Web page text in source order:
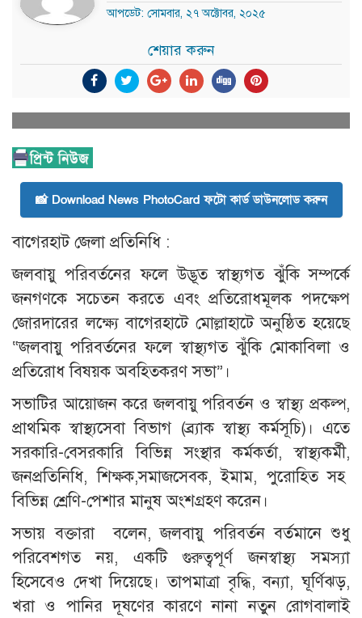
আপডেট: সোমবার, ২৭ অক্টোবর, ২০২৫
শেয়ার করুন
📸 Download News PhotoCard ফটো কার্ড ডাউনলোড করুন
বাগেরহাট জেলা প্রতিনিধি :
জলবায়ু পরিবর্তনের ফলে উদ্ভূত স্বাস্থ্যগত ঝুঁকি সম্পর্কে
জনগণকে সচেতন করতে এবং প্রতিরোধমূলক পদক্ষেপ
জোরদারের লক্ষ্যে বাগেরহাটে মোল্লাহাটে অনুষ্ঠিত হয়েছে
“জলবায়ু পরিবর্তনের ফলে স্বাস্থ্যগত ঝুঁকি মোকাবিলা ও
প্রতিরোধ বিষয়ক অবহিতকরণ সভা”।
সভাটির আয়োজন করে জলবায়ু পরিবর্তন ও স্বাস্থ্য প্রকল্প,
প্রাথমিক স্বাস্থ্যসেবা বিভাগ (ব্র্যাক স্বাস্থ্য কর্মসূচি)। এতে
সরকারি-বেসরকারি বিভিন্ন সংস্থার কর্মকর্তা, স্বাস্থ্যকর্মী,
জনপ্রতিনিধি, শিক্ষক,সমাজসেবক, ইমাম, পুরোহিত সহ
বিভিন্ন শ্রেণি-পেশার মানুষ অংশগ্রহণ করেন।
সভায় বক্তারা বলেন, জলবায়ু পরিবর্তন বর্তমানে শুধু
পরিবেশগত নয়, একটি গুরুত্বপূর্ণ জনস্বাস্থ্য সমস্যা
হিসেবেও দেখা দিয়েছে। তাপমাত্রা বৃদ্ধি, বন্যা, ঘূর্ণিঝড়,
খরা ও পানির দূষণের কারণে নানা নতুন রোগবালাই